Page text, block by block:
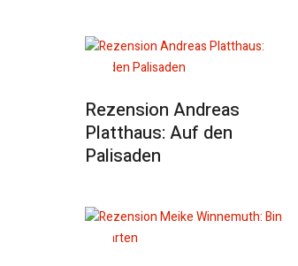
Rezension Andreas
Platthaus: Auf den
Palisaden